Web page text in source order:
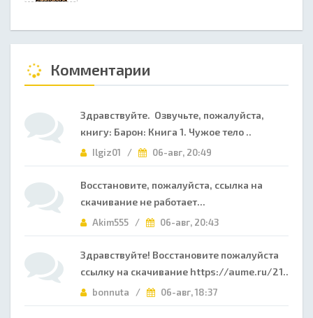
Комментарии
Здравствуйте. Озвучьте, пожалуйста,
книгу: Барон: Книга 1. Чужое тело ..
Ilgiz01 / 06-авг, 20:49
Восстановите, пожалуйста, ссылка на
скачивание не работает...
Akim555 / 06-авг, 20:43
Здравствуйте! Восстановите пожалуйста
ссылку на скачивание https://aume.ru/21..
bonnuta / 06-авг, 18:37